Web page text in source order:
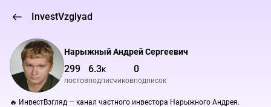
InvestVzglyad
Нарыжный Андрей Сергеевич
299
постов
6.3K
подписчиков
0
подписок
🔥 ИнвестВзгляд — канал частного инвестора Нарыжного Андрея.